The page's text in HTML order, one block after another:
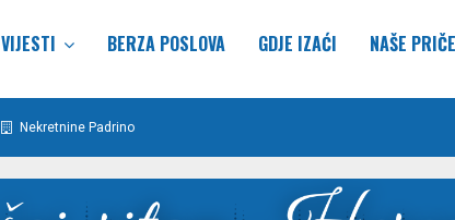
VIJESTI BERZA POSLOVA GDJE IZAĆI NAŠE PRIČE
Nekretnine Padrino